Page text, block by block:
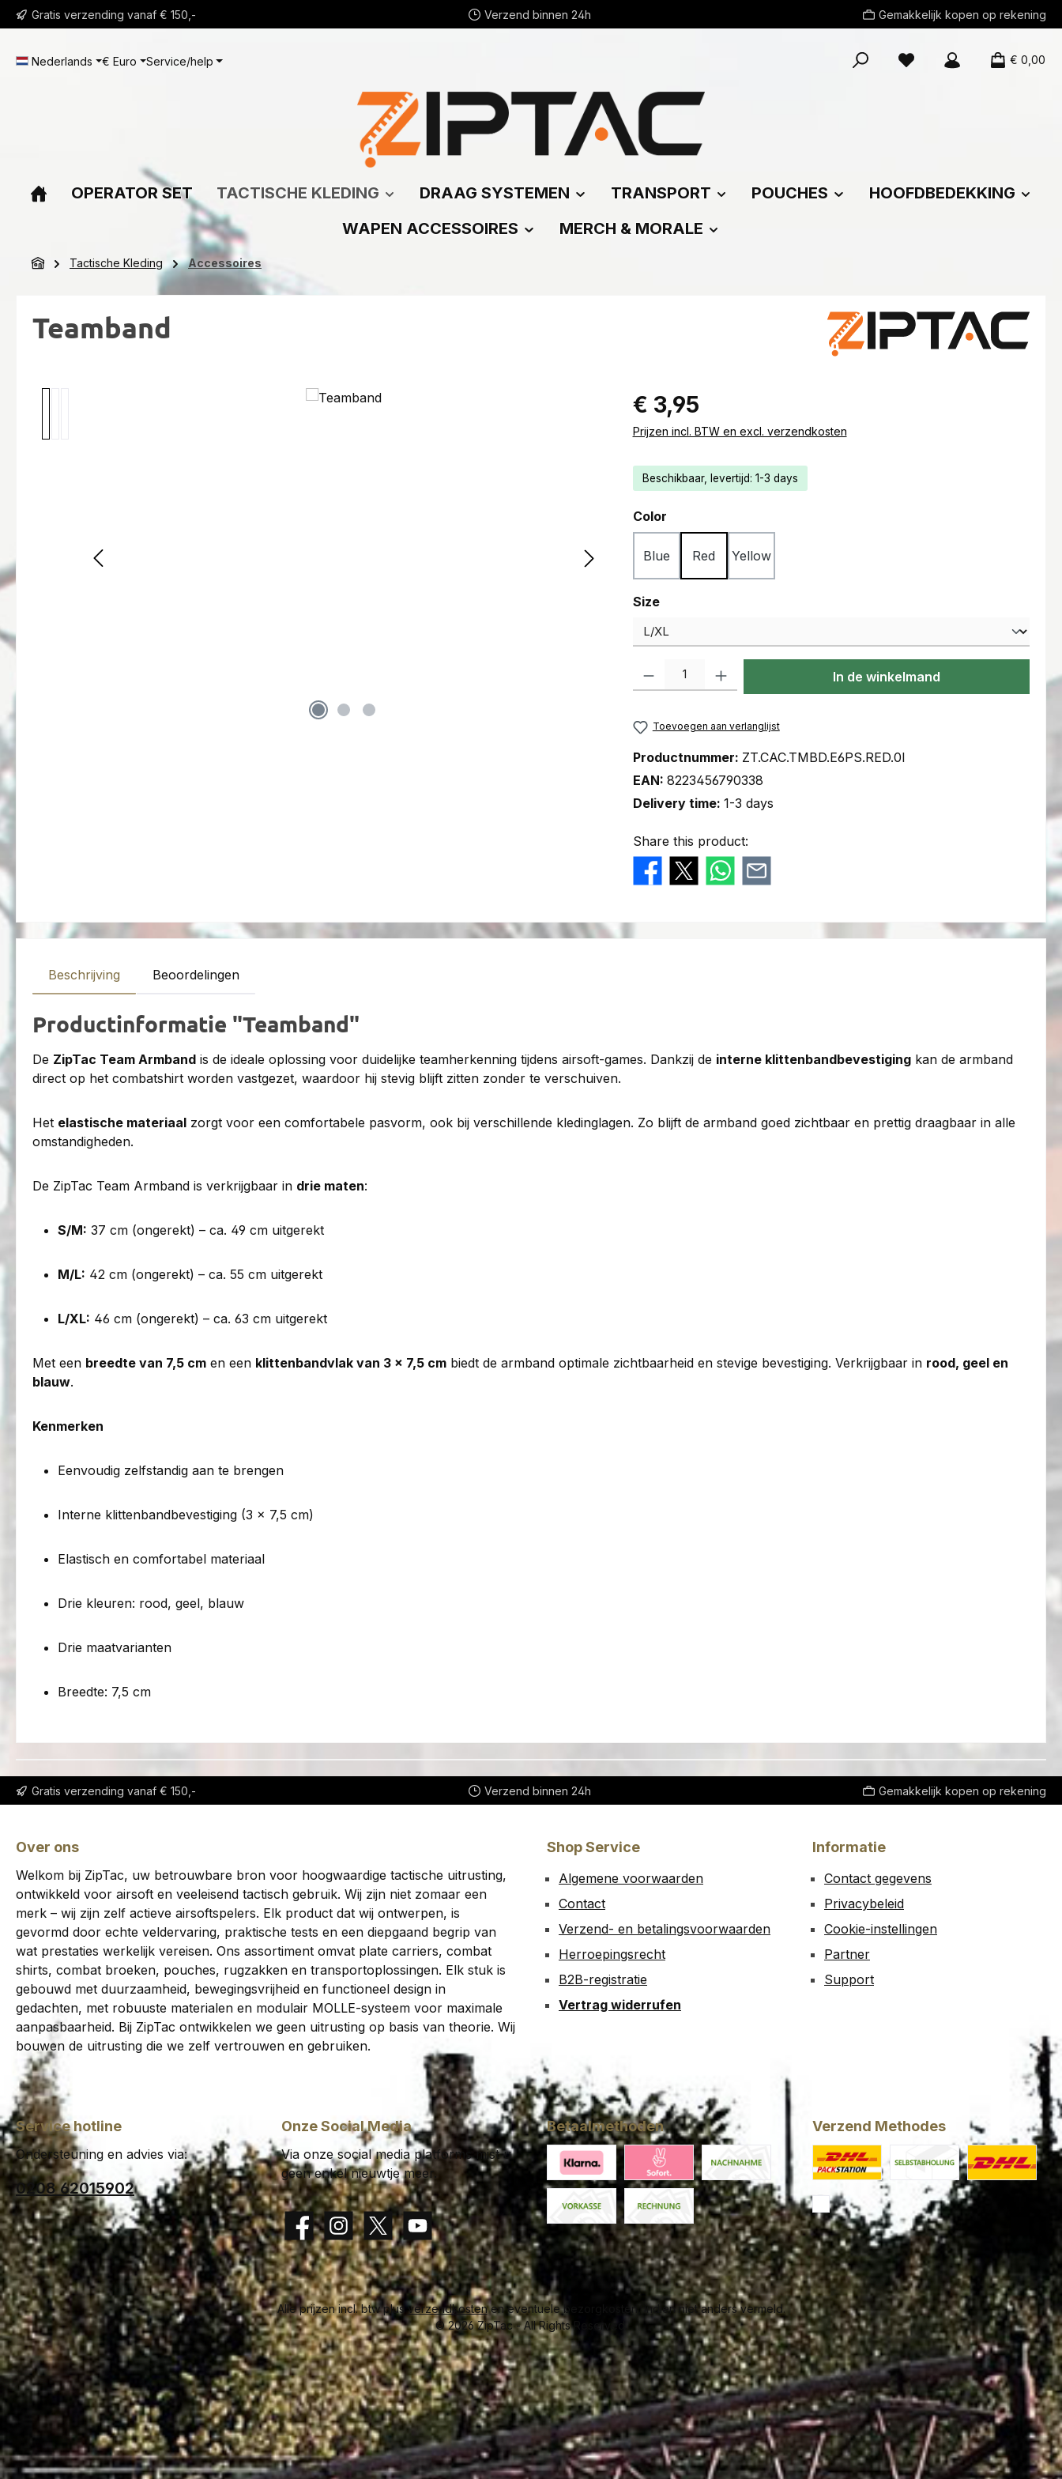
naar de hoofdinhoud
Ga naar de zoekopdracht
Ga naar de hoofdnavigatie
Gratis verzending vanaf € 150,- Verzend binnen 24h Gemakkelijk kopen op rekening
Nederlands € Euro Service/help Je hebt 0 items op je€ 0,00
OPERATOR SET TACTISCHE KLEDING DRAAG SYSTEMEN TRANSPORT POUCHES
HOOFDBEDEKKING
WAPEN ACCESSOIRES
MERCH & MORALE
Tactische Kleding Accessoires
Teamband
Normale prijs:
€ 3,95
Prijzen incl. BTW en excl. verzendkosten
Beschikbaar, levertijd: 1-3 days
Selecteer
Color
Blue Red Yellow
Selecteer
Size
Producthoeveelheid: Voer de gewenste hoeveelheid in of gebruik de knoppen
In de winkelmand
Toevoegen aan verlanglijst
Productnummer: ZT.CAC.TMBD.E6PS.RED.0I
EAN: 8223456790338
Delivery time: 1-3 days
Share this product:
Beschrijving Beoordelingen
Productinformatie "Teamband"
De ZipTac Team Armband is de ideale oplossing voor duidelijke teamherkenning tijdens airsoft-games. Dankzij de interne klittenbandbevestiging kan de armband
direct op het combatshirt worden vastgezet, waardoor hij stevig blijft zitten zonder te verschuiven.
Het elastische materiaal zorgt voor een comfortabele pasvorm, ook bij verschillende kledinglagen. Zo blijft de armband goed zichtbaar en prettig draagbaar in alle
omstandigheden.
De ZipTac Team Armband is verkrijgbaar in drie maten:
S/M: 37 cm (ongerekt) – ca. 49 cm uitgerekt
M/L: 42 cm (ongerekt) – ca. 55 cm uitgerekt
L/XL: 46 cm (ongerekt) – ca. 63 cm uitgerekt
Met een breedte van 7,5 cm en een klittenbandvlak van 3 × 7,5 cm biedt de armband optimale zichtbaarheid en stevige bevestiging. Verkrijgbaar in rood, geel en
blauw.
Kenmerken
Eenvoudig zelfstandig aan te brengen
Interne klittenbandbevestiging (3 × 7,5 cm)
Elastisch en comfortabel materiaal
Drie kleuren: rood, geel, blauw
Drie maatvarianten
Breedte: 7,5 cm
Gratis verzending vanaf € 150,- Verzend binnen 24h Gemakkelijk kopen op rekening
Over ons
Welkom bij ZipTac, uw betrouwbare bron voor hoogwaardige tactische uitrusting,
ontwikkeld voor airsoft en veeleisend tactisch gebruik. Wij zijn niet zomaar een
merk – wij zijn zelf actieve airsoftspelers. Elk product dat wij ontwerpen, is
gevormd door echte veldervaring, praktische tests en een diepgaand begrip van
wat prestaties werkelijk vereisen. Ons assortiment omvat plate carriers, combat
shirts, combat broeken, pouches, rugzakken en transportoplossingen. Elk stuk is
gebouwd met duurzaamheid, bewegingsvrijheid en functioneel design in
gedachten, met robuuste materialen en modulair MOLLE-systeem voor maximale
aanpasbaarheid. Bij ZipTac ontwikkelen we geen uitrusting op basis van theorie. Wij
bouwen de uitrusting die we zelf vertrouwen en gebruiken.
Shop Service
Algemene voorwaarden
Contact
Verzend- en betalingsvoorwaarden
Herroepingsrecht
B2B-registratie
Vertrag widerrufen
Informatie
Contact gegevens
Privacybeleid
Cookie-instellingen
Partner
Support
Service hotline
Ondersteuning en advies via:
0208 62015902
Onze Social Media
Via onze social media platforms mist u
geen enkel nieuwtje meer.
FacebookInstagramX / TwitterYouTube
Betaalmethoden
Paid in advance
Klarna FinancingKlarna Pay NowCash on delivery
Invoice
Verzend Methodes
Standard
Custom image 1Custom image 2
Alle prijzen incl. btw plusverzendkostenen eventuele bezorgkosten, indien niet anders vermeld.
© 2026 ZipTac - All Rights Reserved.